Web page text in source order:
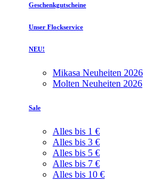
Geschenkgutscheine
Unser Flockservice
NEU!
Mikasa Neuheiten 2026
Molten Neuheiten 2026
Sale
Alles bis 1 €
Alles bis 3 €
Alles bis 5 €
Alles bis 7 €
Alles bis 10 €